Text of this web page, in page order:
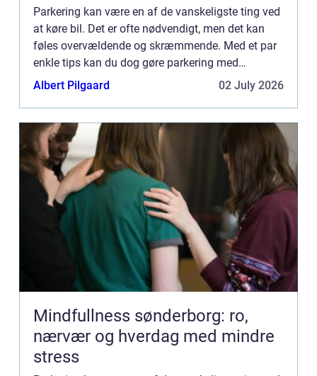
Parkering kan være en af de vanskeligste ting ved
at køre bil. Det er ofte nødvendigt, men det kan
føles overvældende og skræmmende. Med et par
enkle tips kan du dog gøre parkering med
personbil nemt og stressfrit. Før du forsøger at
Albert Pilgaard 02 July 2026
Mindfullness sønderborg: ro,
nærvær og hverdag med mindre
stress